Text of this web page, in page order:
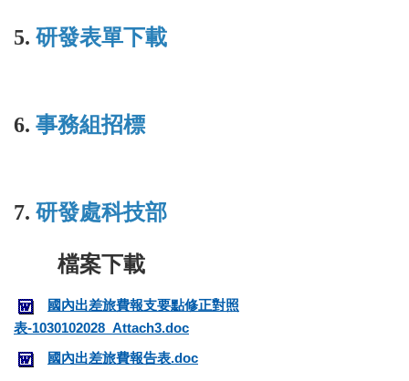
5. 研發表單下載
6. 事務組招標
7. 研發處科技部
國內出差旅費報支要點修正對照
表-1030102028_Attach3.doc
國內出差旅費報告表.doc